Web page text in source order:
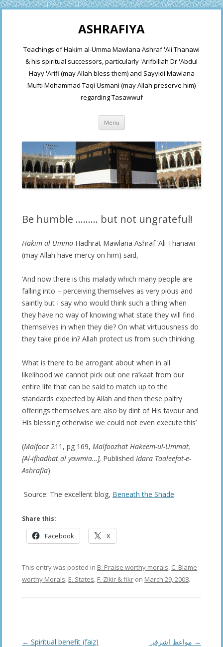
ASHRAFIYA
Teachings of Hakim al-Umma Mawlana Ashraf 'Ali Thanawi
& his spiritual successors, particularly 'Arifbillah Dr 'Abdul
Hayy 'Arifi (may Allah bless them) and Sayyidi Mawlana
Mufti Mohammad Taqi Usmani (may Allah preserve him)
regarding Tasawwuf
Menu Skip
content
Be humble ……… but not ungrateful!
Hakim al-Umma Hadhrat Mawlana Ashraf ‘Ali Thanawi
(may Allah have mercy on him) said,
‘And now there is this malady which many people are
falling into – perceiving themselves as very pious and
saintly but I say who would think such a thing when
they have no way of knowing what state they will find
themselves in when they die? On what virtuousness do
they take pride in? Allah protect us from such thinking.
What is there to be arrogant about when in all
likelihood we cannot pick out one ra’kaat from our
entire life that can be said to match up to the
standards expected by Allah and then these paltry
offerings themselves are also by dint of His favour and
His blessing otherwise we could not even execute this’
(Malfooz 211, pg 169, Malfoozhat Hakeem-ul-Ummat,
[Al-ifhadhat al yawmia…], Published Idara Taaleefat-e-
Ashrafia)
Source: The excellent blog, Beneath the Shade
Share this:
Facebook X
This entry was posted in B. Praise worthy morals, C. Blame
worthy Morals, E. States, F. Zikir & fikr on March 29, 2008.
Post
← Spiritual benefit (faiz) →